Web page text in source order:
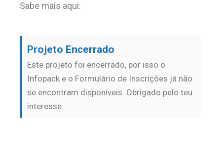
Sabe mais aqui:
Projeto Encerrado
Este projeto foi encerrado, por isso o
Infopack e o Formulário de Inscrições já não
se encontram disponíveis. Obrigado pelo teu
interesse.